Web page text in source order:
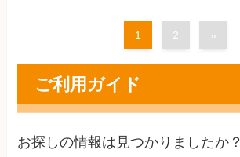
1 2 »
ご利用ガイド
お探しの情報は見つかりましたか？